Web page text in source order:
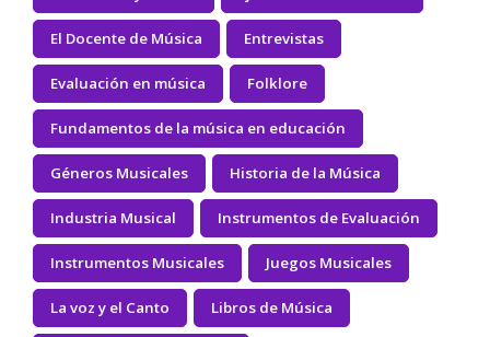
El Docente de Música Entrevistas
Evaluación en música Folklore
Fundamentos de la música en educación
Géneros Musicales Historia de la Música
Industria Musical Instrumentos de Evaluación
Instrumentos Musicales Juegos Musicales
La voz y el Canto Libros de Música